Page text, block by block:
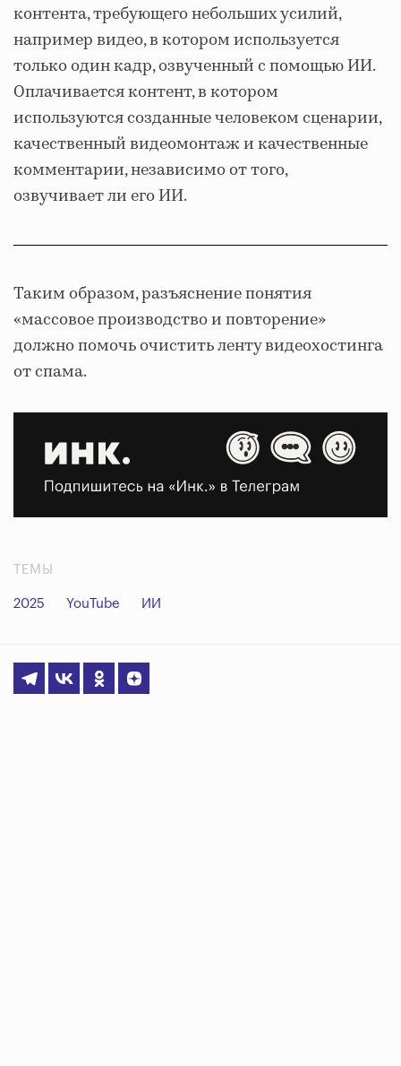
контента, требующего небольших усилий,
например видео, в котором используется
только один кадр, озвученный с помощью ИИ.
Оплачивается контент, в котором
используются созданные человеком сценарии,
качественный видеомонтаж и качественные
комментарии, независимо от того,
озвучивает ли его ИИ.
Таким образом, разъяснение понятия
«массовое производство и повторение»
должно помочь очистить ленту видеохостинга
от спама.
ТЕМЫ
2025 YouTube ИИ